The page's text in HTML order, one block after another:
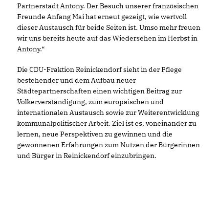
Partnerstadt Antony. Der Besuch unserer französischen
Freunde Anfang Mai hat erneut gezeigt, wie wertvoll
dieser Austausch für beide Seiten ist. Umso mehr freuen
wir uns bereits heute auf das Wiedersehen im Herbst in
Antony.“
Die CDU-Fraktion Reinickendorf sieht in der Pflege
bestehender und dem Aufbau neuer
Städtepartnerschaften einen wichtigen Beitrag zur
Völkerverständigung, zum europäischen und
internationalen Austausch sowie zur Weiterentwicklung
kommunalpolitischer Arbeit. Ziel ist es, voneinander zu
lernen, neue Perspektiven zu gewinnen und die
gewonnenen Erfahrungen zum Nutzen der Bürgerinnen
und Bürger in Reinickendorf einzubringen.